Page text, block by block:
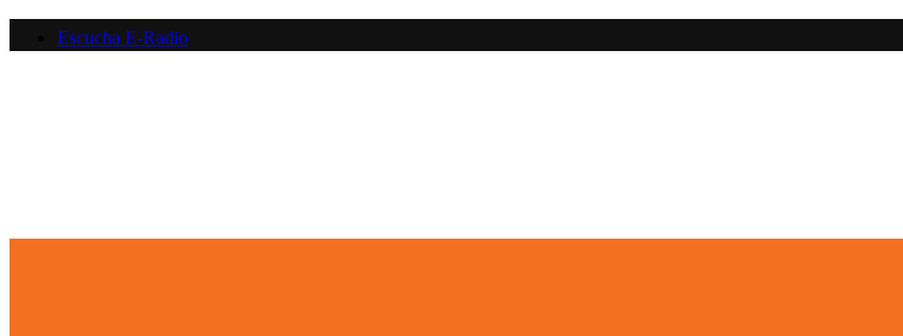
al
Escucha E-Radio